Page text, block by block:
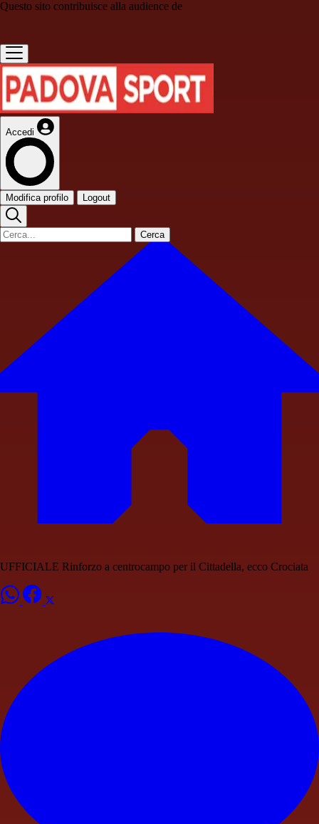
Questo sito contribuisce alla audience de
Accedi
Modifica profilo Logout
Cerca
UFFICIALE Rinforzo a centrocampo per il Cittadella, ecco Crociata